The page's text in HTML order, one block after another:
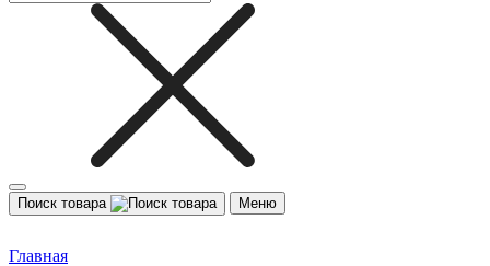
Поиск товара Меню
Главная